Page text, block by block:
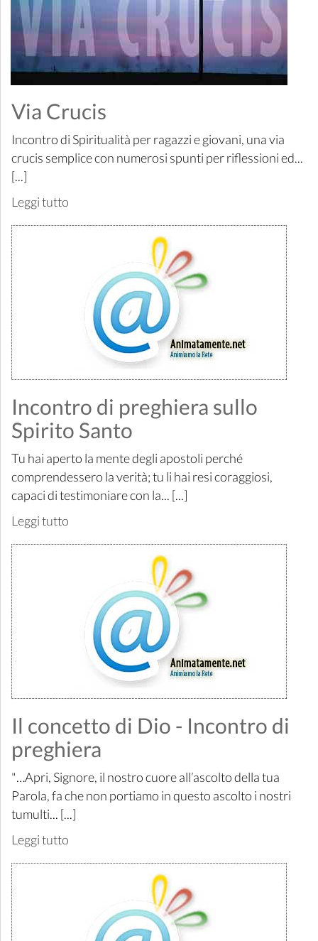
Via Crucis
Incontro di Spiritualità per ragazzi e giovani, una via
crucis semplice con numerosi spunti per riflessioni ed...
[...]
Leggi tutto
Incontro di preghiera sullo
Spirito Santo
Tu hai aperto la mente degli apostoli perché
comprendessero la verità; tu li hai resi coraggiosi,
capaci di testimoniare con la... [...]
Leggi tutto
Il concetto di Dio - Incontro di
preghiera
"…Apri, Signore, il nostro cuore all’ascolto della tua
Parola, fa che non portiamo in questo ascolto i nostri
tumulti... [...]
Leggi tutto